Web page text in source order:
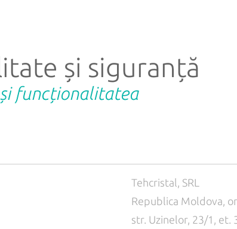
și siguranță
funcționalitatea
Tehcristal, SRL
Republica Moldova,
str. Uzinelor, 23/1, et.